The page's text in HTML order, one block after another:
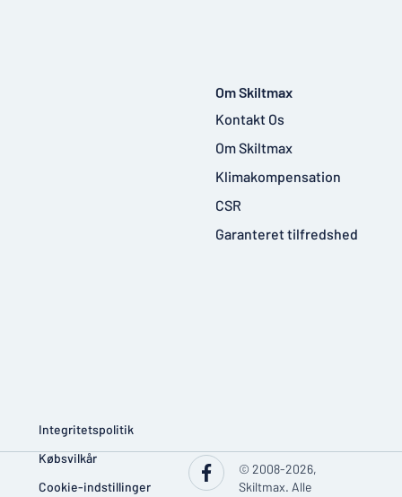
Om Skiltmax
Kontakt Os
Om Skiltmax
Klimakompensation
CSR
Garanteret tilfredshed
Integritetspolitik
Købsvilkår
Cookie-indstillinger
© 2008-2026,
Skiltmax. Alle